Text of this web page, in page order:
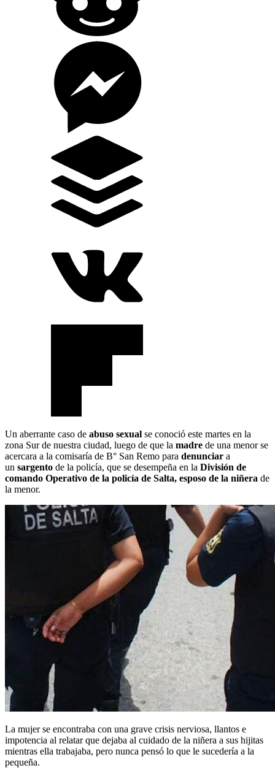
Un aberrante caso de abuso sexual se conoció este martes en la
zona Sur de nuestra ciudad, luego de que la madre de una menor se
acercara a la comisaría de B° San Remo para denunciar a
un sargento de la policía, que se desempeña en la División de
comando Operativo de la policía de Salta, esposo de la niñera de
la menor.
La mujer se encontraba con una grave crisis nerviosa, llantos e
impotencia al relatar que dejaba al cuidado de la niñera a sus hijitas
mientras ella trabajaba, pero nunca pensó lo que le sucedería a la
pequeña.